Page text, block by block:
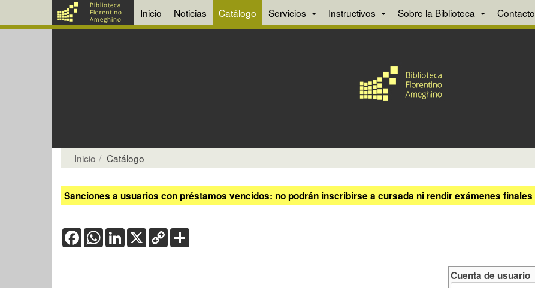
Inicio Noticias Catálogo Servicios Instructivos Sobre la Biblioteca Contacto
Inicio Catálogo
Sanciones a usuarios con préstamos vencidos: no podrán inscribirse a cursada ni rendir exámenes finales
FacebookWhatsApp
LinkedIn
X Copy
Link
Cuenta de usuario